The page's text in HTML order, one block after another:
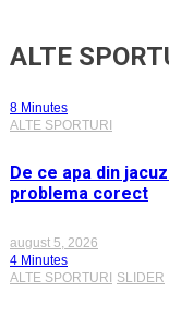
ALTE
8 Minutes
ALTE SPORTURI
De ce apa din
problema corect
august 5, 2026
4 Minutes
ALTE SPORTURI SLIDER